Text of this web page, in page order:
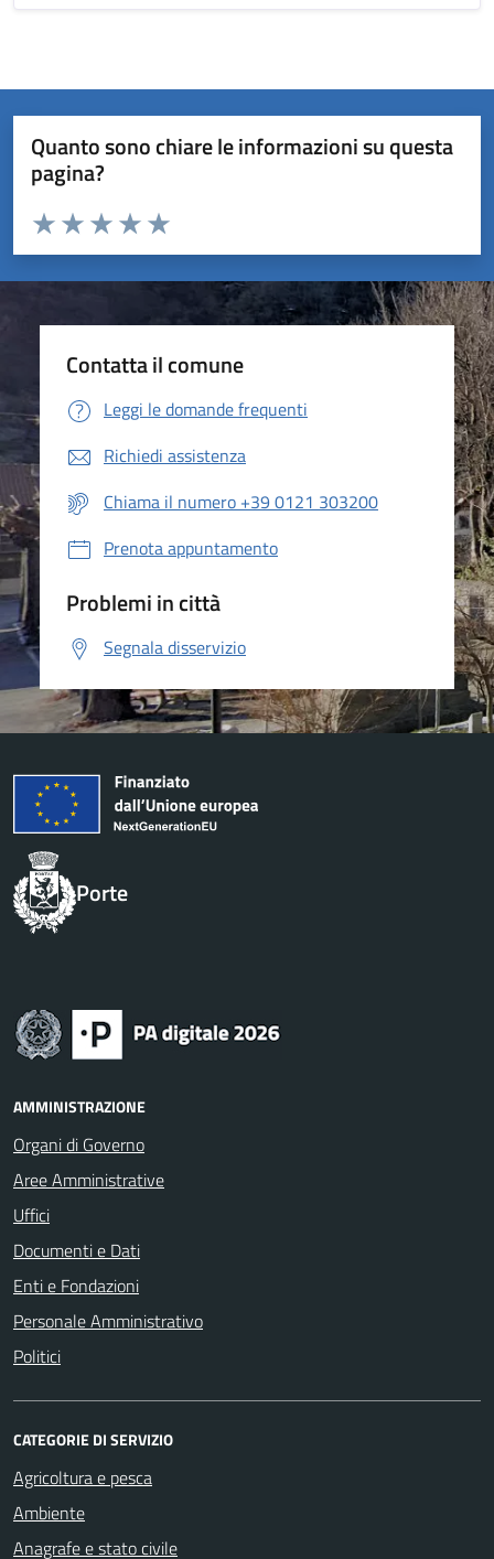
Quanto sono chiare le informazioni su questa
pagina?
Valuta da 1 a 5 stelle la pagina
Valuta 5 stelle su 5
Valuta 4 stelle su 5
Valuta 3 stelle su 5
Valuta 2 stelle su 5
Valuta 1 stelle su 5
Contatta il comune
Leggi le domande frequenti
Richiedi assistenza
Chiama il numero +39 0121 303200
Prenota appuntamento
Problemi in città
Segnala disservizio
Porte
AMMINISTRAZIONE
Organi di Governo
Aree Amministrative
Uffici
Documenti e Dati
Enti e Fondazioni
Personale Amministrativo
Politici
CATEGORIE DI SERVIZIO
Agricoltura e pesca
Ambiente
Anagrafe e stato civile